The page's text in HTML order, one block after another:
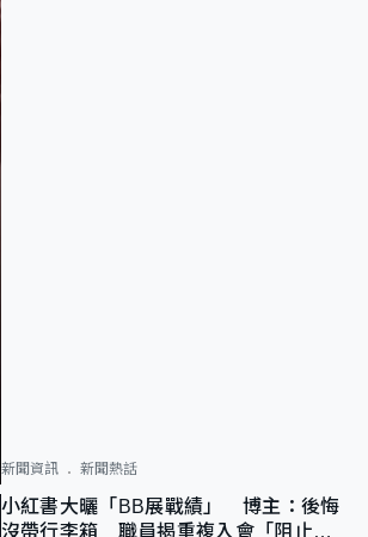
新聞資訊 新聞熱話
小紅書大曬「BB展戰績」 博主：後悔
沒帶行李箱 職員揭重複入會「阻止唔